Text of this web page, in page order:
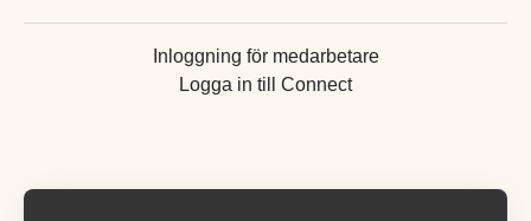
Inloggning för medarbetare
Logga in till Connect